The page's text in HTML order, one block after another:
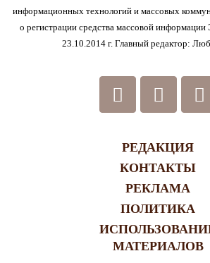
информационных технологий и массовых
о регистрации средства массовой
23.10.2014 г. Главный редактор:
РЕДАКЦИЯ
КОНТАКТЫ
РЕКЛАМА
ПОЛИТИКА
МАТЕРИАЛОВ